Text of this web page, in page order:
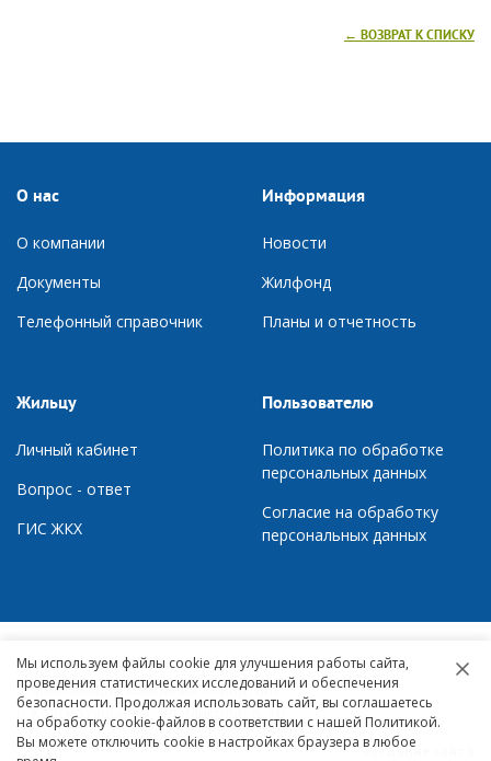
← ВОЗВРАТ К СПИСКУ
О нас
О компании
Документы
Телефонный справочник
Информация
Новости
Жилфонд
Планы и отчетность
Жильцу
Личный кабинет
Вопрос - ответ
ГИС ЖКХ
Пользователю
Политика по обработке
персональных данных
Согласие на обработку
персональных данных
© 2007 – 2026,
Управляющая компания «Квартал»
г. Краснотурьинск, ул. Микова, д. 10
создание сайта
Мы используем файлы cookie для улучшения работы сайта,
проведения статистических исследований и обеспечения
безопасности. Продолжая использовать сайт, вы соглашаетесь
на обработку cookie-файлов в соответствии с нашей Политикой.
Вы можете отключить cookie в настройках браузера в любое